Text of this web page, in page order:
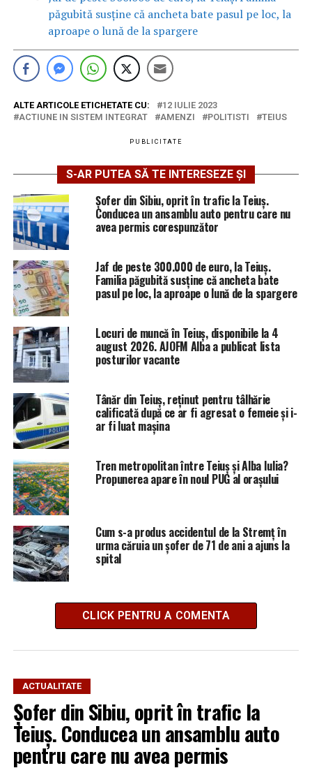
păgubită susține că ancheta bate pasul pe loc, la
aproape o lună de la spargere
ALTE ARTICOLE ETICHETATE CU:
12 IULIE 2023
ACTIUNE IN SISTEM INTEGRAT
AMENZI POLITISTI TEIUS
PUBLICITATE
S-AR PUTEA SĂ TE INTERESEZE ȘI
Șofer din Sibiu, oprit în trafic la Teiuș.
Conducea un ansamblu auto pentru care nu
avea permis corespunzător
Jaf de peste 300.000 de euro, la Teiuș.
Familia păgubită susține că ancheta bate
pasul pe loc, la aproape o lună de la spargere
Locuri de muncă în Teiuș, disponibile la 4
august 2026. AJOFM Alba a publicat lista
posturilor vacante
Tânăr din Teiuș, reținut pentru tâlhărie
calificată după ce ar fi agresat o femeie și i-
ar fi luat mașina
Tren metropolitan între Teiuș și Alba Iulia?
Propunerea apare în noul PUG al orașului
Cum s-a produs accidentul de la Stremț în
urma căruia un șofer de 71 de ani a ajuns la
spital
CLICK PENTRU A COMENTA
ACTUALITATE
Șofer din Sibiu, oprit în trafic la
Teiuș. Conducea un ansamblu auto
pentru care nu avea permis